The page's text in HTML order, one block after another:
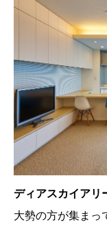
ディアスカイアリ
大勢の方が集まっ